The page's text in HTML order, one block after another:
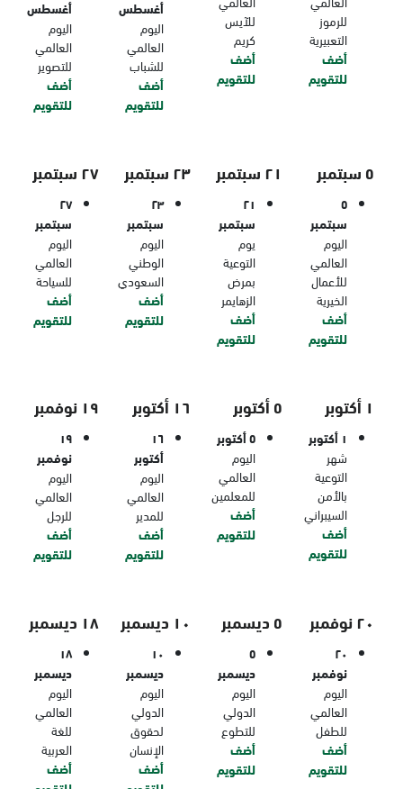
للرموز
التعبيرية
أضف
للتقويم
للآيس
كريم
أضف
للتقويم
أغسطس
اليوم
العالمي
للشباب
أضف
للتقويم
أغسطس
اليوم
العالمي
للتصوير
أضف
للتقويم
٥ سبتمبر
٥
سبتمبر
اليوم
العالمي
للأعمال
الخيرية
أضف
للتقويم
٢١ سبتمبر
٢١
سبتمبر
يوم
التوعية
بمرض
الزهايمر
أضف
للتقويم
٢٣ سبتمبر
٢٣
سبتمبر
اليوم
الوطني
السعودي
أضف
للتقويم
٢٧ سبتمبر
٢٧
سبتمبر
اليوم
العالمي
للسياحة
أضف
للتقويم
١ أكتوبر
١ أكتوبر
شهر
التوعية
بالأمن
السيبراني
أضف
للتقويم
٥ أكتوبر
٥ أكتوبر
اليوم
العالمي
للمعلمين
أضف
للتقويم
١٦ أكتوبر
١٦
أكتوبر
اليوم
العالمي
للمدير
أضف
للتقويم
١٩ نوفمبر
١٩
نوفمبر
اليوم
العالمي
للرجل
أضف
للتقويم
٢٠ نوفمبر
٢٠
نوفمبر
اليوم
العالمي
للطفل
أضف
للتقويم
٥ ديسمبر
٥
ديسمبر
اليوم
الدولي
للتطوع
أضف
للتقويم
١٠ ديسمبر
١٠
ديسمبر
اليوم
الدولي
لحقوق
الإنسان
أضف
١٨ ديسمبر
١٨
ديسمبر
اليوم
العالمي
للغة
العربية
أضف